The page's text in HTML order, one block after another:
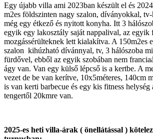
Egy újabb villa ami 2023ban készült el és
m2es földszinten nagy szalon, díványokkal,
még egy étkező és nyitott konyha. Itt 3
egyik egy lakosztály saját nappalival, az egyik
mozgássérülteknek lett kialakítva. A 150m2es
szalon kihúzható dívánnyal, tv, 3 hálószoba
fürdővel, ebből az egyik szobában nem
ágy van. Van egy külső lépcső is a kertbe. A
vezet de be van kerítve, 10x5méteres, 140cm
is van kerti barbecue és egy kis fitness
tengertől 20kmre van.
2025-es heti villa-árak ( önellátással )